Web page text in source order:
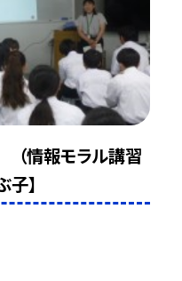
（情報モラル講習
子】